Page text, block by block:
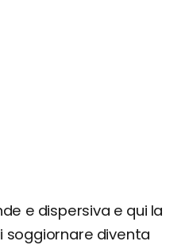
e dispersiva e qui la
soggiornare diventa